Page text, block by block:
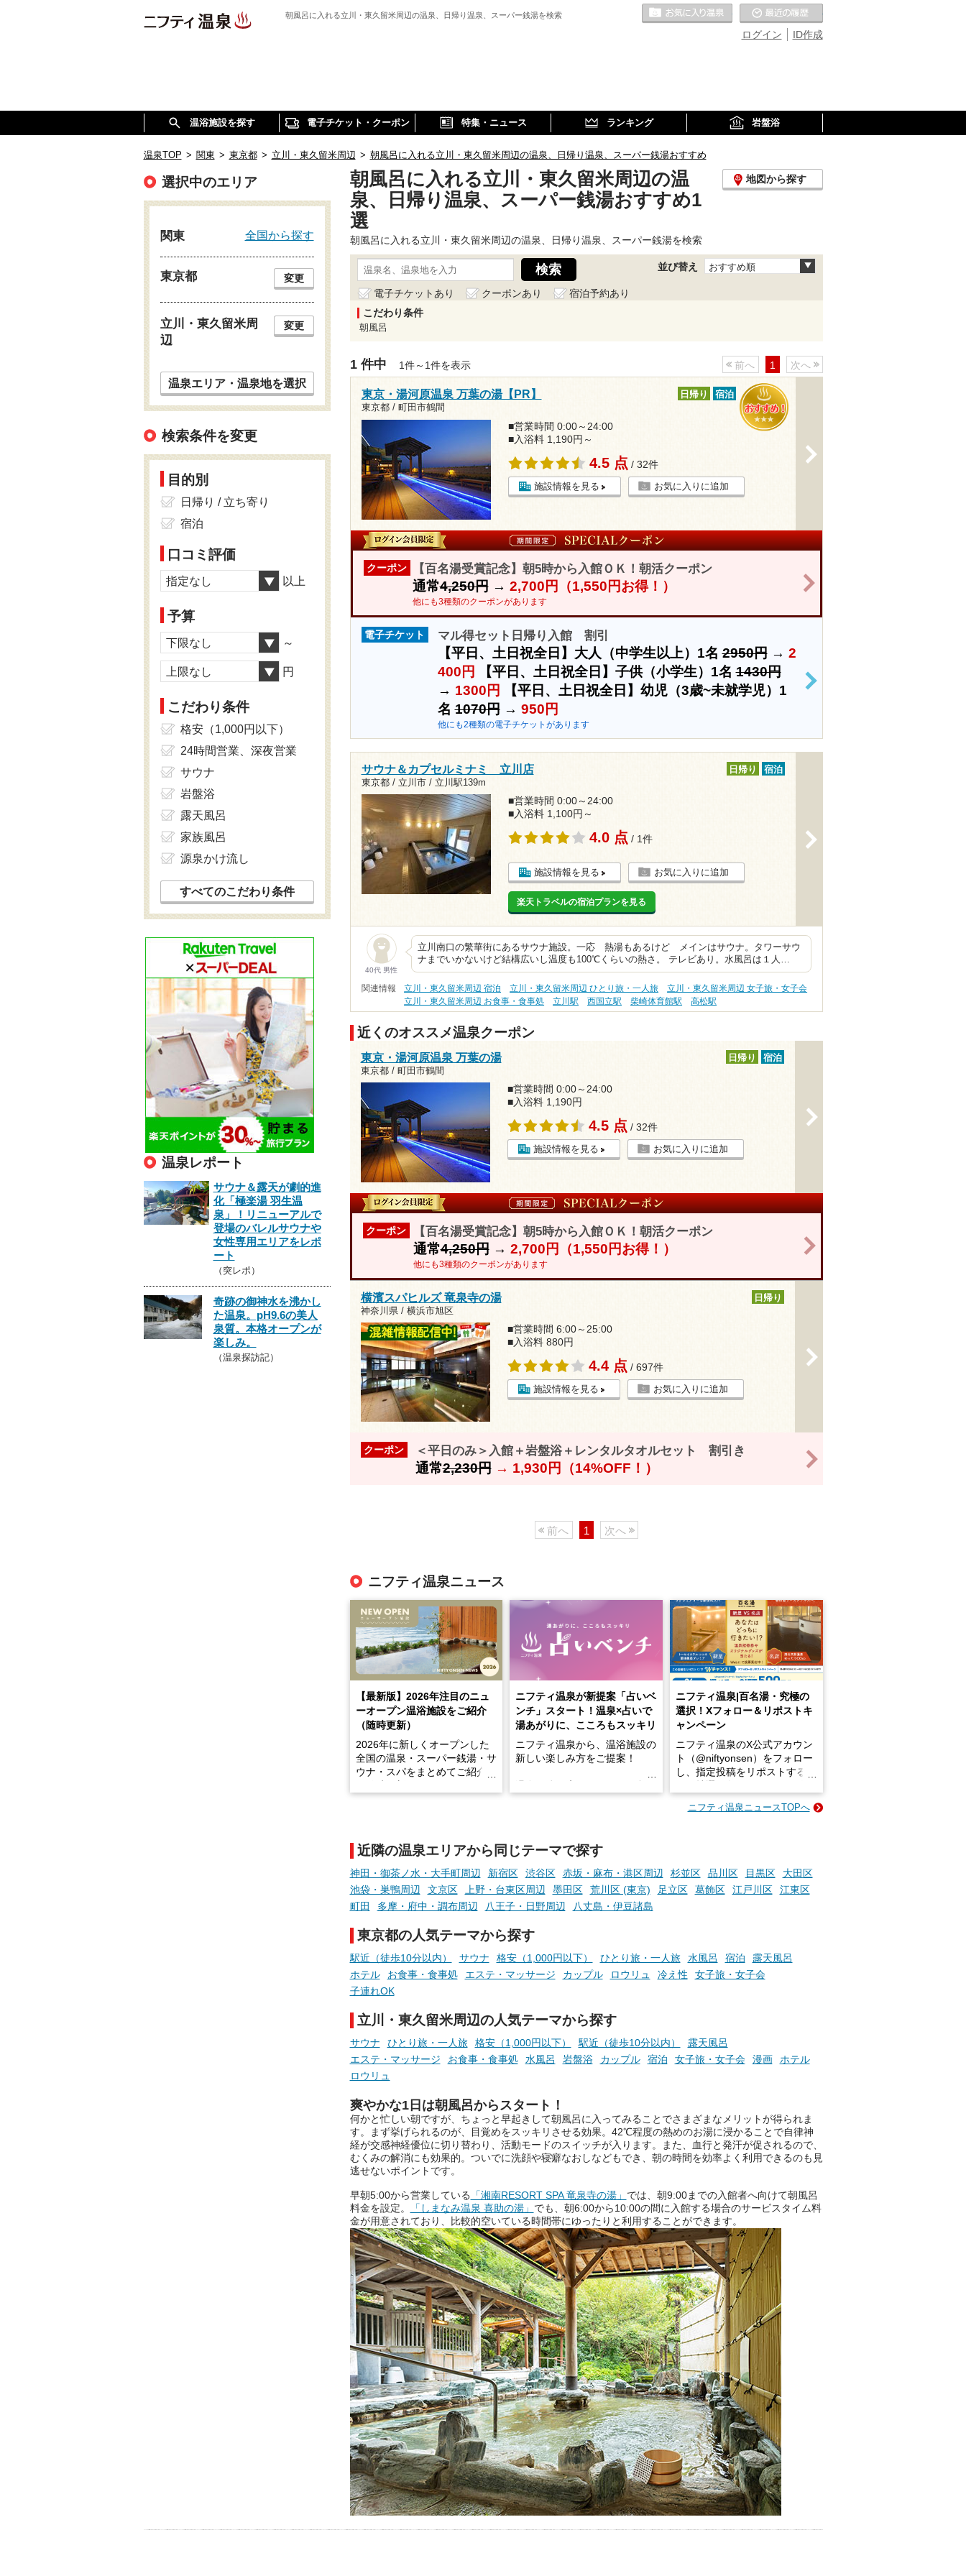
朝風呂に入れる立川・東久留米周辺の温泉、日帰り温泉、スーパー銭湯を検索
ID作成
ログイン
お気に入りの温泉
温浴施設を探す 電子チケット・クーポン 特集・ニュース ランキング 岩盤浴
温泉TOP > 関東 > 東京都 > 立川・東久留米周辺 > 朝風呂に入れる立川・東久留米周辺の温泉、日帰り温泉、スーパー銭湯おすすめ
朝風呂に入れる立川・東久留米周辺の温
泉、日帰り温泉、スーパー銭湯おすすめ1
選
地図から探す
朝風呂に入れる立川・東久留米周辺の温泉、日帰り温泉、スーパー銭湯を検索
並び替え おすすめ順
電子チケットあり クーポンあり
宿泊予約あり
こだわり条件
朝風呂
1 件中 1件～1件を表示 前へ 1 次へ
東京・湯河原温泉 万葉の湯【PR】
東京都 / 町田市鶴間
日帰り 宿泊
■営業時間 0:00～24:00
■入浴料 1,190円～
4.5 点 / 32件
施設情報を見る お気に入りに追加
クーポン 【百名湯受賞記念】朝5時から入館ＯＫ！朝活クーポン
通常4,250円→ 2,700円（1,550円お得！）
他にも3種類のクーポンがあります
電子チケット マル得セット日帰り入館 割引
【平日、土日祝全日】大人（中学生以上）1名2950円→ 2
400円
【平日、土日祝全日】子供（小学生）1名1430円
→ 1300円
【平日、土日祝全日】幼児（3歳~未就学児）1
名1070円→ 950円
他にも2種類の電子チケットがあります
>
サウナ＆カプセルミナミ 立川店
東京都 / 立川市 / 立川駅139m
日帰り 宿泊
■営業時間 0:00～24:00
■入浴料 1,100円～
4.0 点 / 1件
施設情報を見る お気に入りに追加
楽天トラベルの宿泊プランを見る
40代 男性
立川南口の繁華街にあるサウナ施設。一応 熱湯もあるけど メインはサウナ。タワーサウ
ナまでいかないけど結構広いし温度も100℃くらいの熱さ。 テレビあり。水風呂は１人…
関連情報 立川・東久留米周辺 宿泊 立川・東久留米周辺 ひとり旅・一人旅
立川・東久留米周辺 女子旅・女子会
立川・東久留米周辺 お食事・食事処
立川駅 西国立駅 柴崎体育館駅 高松駅
近くのオススメ温泉クーポン
東京・湯河原温泉 万葉の湯
東京都 / 町田市鶴間
日帰り 宿泊
■営業時間 0:00～24:00
■入浴料 1,190円
4.5 点 / 32件
施設情報を見る お気に入りに追加
クーポン 【百名湯受賞記念】朝5時から入館ＯＫ！朝活クーポン
通常4,250円→ 2,700円（1,550円お得！）
他にも3種類のクーポンがあります
横濱スパヒルズ 竜泉寺の湯
神奈川県 / 横浜市旭区
日帰り
■営業時間 6:00～25:00
■入浴料 880円
4.4 点 / 697件
施設情報を見る お気に入りに追加
クーポン ＜平日のみ＞入館＋岩盤浴＋レンタルタオルセット 割引き
通常2,230円→ 1,930円（14%OFF！）
前へ 1 次へ
ニフティ温泉ニュース
【最新版】2026年注目のニュ
ーオープン温浴施設をご紹介
（随時更新）
2026年に新しくオープンした
全国の温泉・スーパー銭湯・サ
ウナ・スパをまとめてご紹介！
います。
現地取材記事もあわせて紹介し
ていますので、気になる施設は
ぜひチェックして次のおでかけ
先の参考にしてみてください
ニフティ温泉が新提案「占いベ
ンチ」スタート！温泉×占いで
湯あがりに、こころもスッキリ
ニフティ温泉から、温浴施設の
新しい楽しみ方をご提案！
手相やタロットなど気軽に楽し
める占いで、“ととのう”おふろ
時間を、もっと特別に。
ニフティ温泉|百名湯・究極の
選択！Xフォロー＆リポストキ
ャンペーン
ニフティ温泉のX公式アカウン
ト（@niftyonsen）をフォロー
し、指定投稿をリポストする
GIFT500円分をプレゼントい
ニフティ温泉ニュースTOPへ
近隣の温泉エリアから同じテーマで探す
神田・御茶ノ水・大手町周辺 新宿区 渋谷区 赤坂・麻布・港区周辺 杉並区 品川区 目黒区
大田区
池袋・巣鴨周辺
文京区 上野・台東区周辺 墨田区 荒川区 (東京) 足立区 葛飾区 江戸川区
江東区
町田
多摩・府中・調布周辺 八王子・日野周辺 八丈島・伊豆諸島
東京都の人気テーマから探す
駅近（徒歩10分以内） サウナ 格安（1,000円以下） ひとり旅・一人旅 水風呂 宿泊
露天風呂
ホテル
お食事・食事処 エステ・マッサージ カップル ロウリュ 冷え性
女子旅・女子会
子連れOK
立川・東久留米周辺の人気テーマから探す
サウナ ひとり旅・一人旅 格安（1,000円以下） 駅近（徒歩10分以内）
露天風呂
エステ・マッサージ
お食事・食事処 水風呂 岩盤浴 カップル 宿泊 女子旅・女子会 漫画
ホテル
ロウリュ
爽やかな1日は朝風呂からスタート！
何かと忙しい朝ですが、ちょっと早起きして朝風呂に入ってみることでさまざまなメリットが得られま
す。まず挙げられるのが、目覚めをスッキリさせる効果。42℃程度の熱めのお湯に浸かることで自律神
経が交感神経優位に切り替わり、活動モードのスイッチが入ります。また、血行と発汗が促されるので、
むくみの解消にも効果的。ついでに洗顔や寝癖なおしなどもでき、朝の時間を効率よく利用できるのも見
逃せないポイントです。
早朝5:00から営業している 「湘南RESORT SPA 竜泉寺の湯」 では、朝9:00までの入館者へ向けて朝風呂
料金を設定。
「しまなみ温泉 喜助の湯」 でも、朝6:00から10:00の間に入館する場合のサービスタイム料
金が用意されており、比較的空いている時間帯にゆったりと利用することができます。
選択中のエリア
関東 全国から探す
東京都 変更
立川・東久留米周
辺
変更
温泉エリア・温泉地を選択
検索条件を変更
目的別
日帰り / 立ち寄り
宿泊
口コミ評価
指定なし 以上
予算
下限なし ～
上限なし 円
こだわり条件
格安（1,000円以下）
24時間営業、深夜営業
サウナ
岩盤浴
露天風呂
家族風呂
源泉かけ流し
すべてのこだわり条件
温泉レポート
サウナ＆露天が劇的進
化「極楽湯 羽生温
泉」！リニューアルで
登場のバレルサウナや
女性専用エリアをレポ
ート
（突レポ）
奇跡の御神水を沸かし
た温泉。pH9.6の美人
泉質。本格オープンが
楽しみ。
（温泉探訪記）